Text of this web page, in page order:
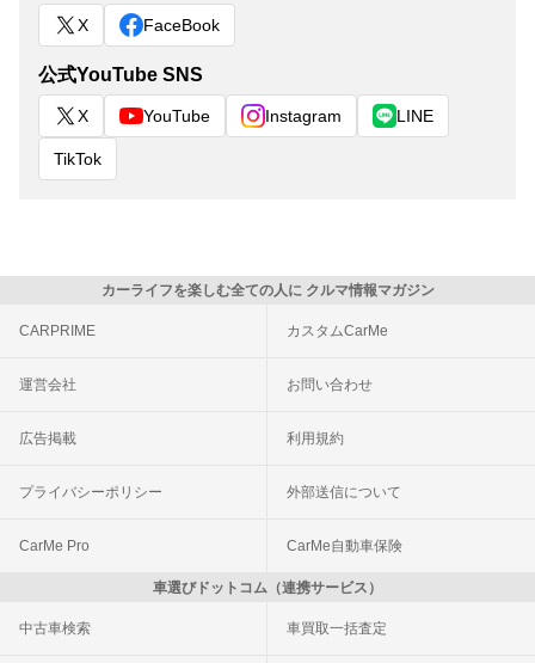
X FaceBook
公式YouTube SNS
X YouTube Instagram LINE
TikTok
カーライフを楽しむ全ての人に クルマ情報マガジン
CARPRIME カスタムCarMe
運営会社 お問い合わせ
広告掲載 利用規約
プライバシーポリシー 外部送信について
CarMe Pro CarMe自動車保険
車選びドットコム（連携サービス）
中古車検索 車買取一括査定